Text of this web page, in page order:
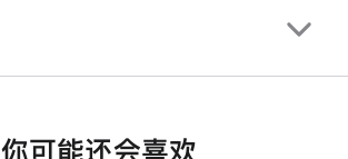
你可能还会喜欢